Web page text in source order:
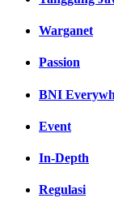
Warganet
Passion
BNI
Event
In-Depth
Regulasi